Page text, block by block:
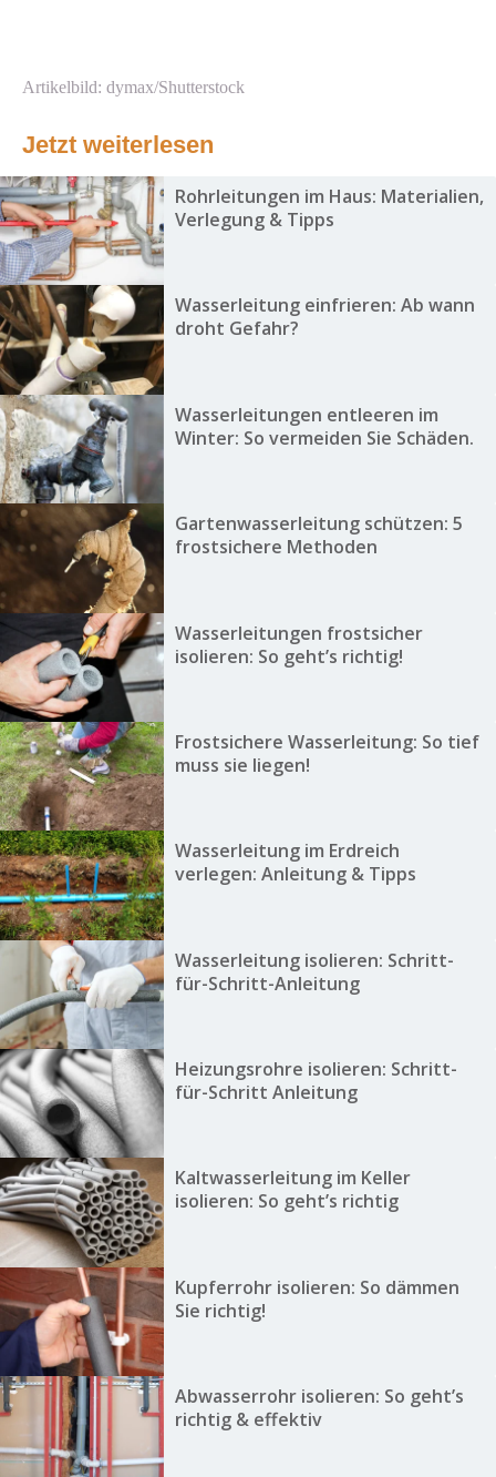
Artikelbild: dymax/Shutterstock
Jetzt weiterlesen
Rohrleitungen im Haus: Materialien,
Verlegung & Tipps
Wasserleitung einfrieren: Ab wann
droht Gefahr?
Wasserleitungen entleeren im
Winter: So vermeiden Sie Schäden.
Gartenwasserleitung schützen: 5
frostsichere Methoden
Wasserleitungen frostsicher
isolieren: So geht’s richtig!
Frostsichere Wasserleitung: So tief
muss sie liegen!
Wasserleitung im Erdreich
verlegen: Anleitung & Tipps
Wasserleitung isolieren: Schritt-
für-Schritt-Anleitung
Heizungsrohre isolieren: Schritt-
für-Schritt Anleitung
Kaltwasserleitung im Keller
isolieren: So geht’s richtig
Kupferrohr isolieren: So dämmen
Sie richtig!
Abwasserrohr isolieren: So geht’s
richtig & effektiv